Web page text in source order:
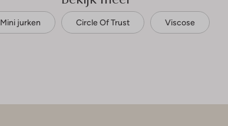
Mini jurken Circle Of Trust Viscose